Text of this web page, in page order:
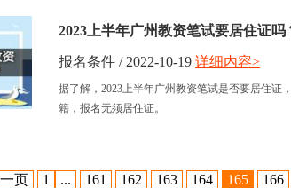
2023上半年广州教资笔试要居住证吗
报名条件 / 2022-10-19
据了解，2023上半年广州教资笔试是否要居住证
籍，报名无须居住证。
详细内容>
页 1 ... 161 162 163 164 165 166